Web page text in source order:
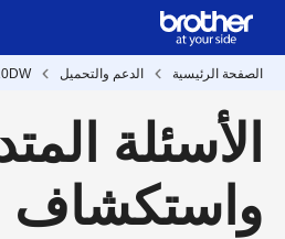
الصفحة الرئيسية الدعم والتحميل
الأسئلة
واستكشاف